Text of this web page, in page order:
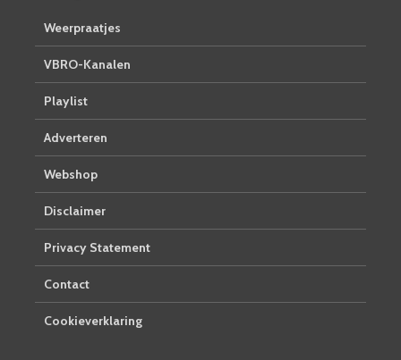
Weerpraatjes
VBRO-Kanalen
Playlist
Adverteren
Webshop
Disclaimer
Privacy Statement
Contact
Cookieverklaring